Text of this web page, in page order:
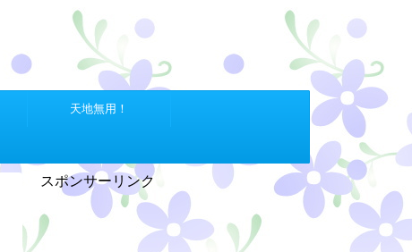
天地無用！
スポンサーリンク